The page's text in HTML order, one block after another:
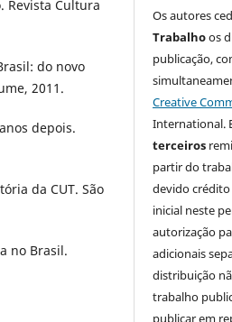
Revista Cultura
do novo
2011.
depois.
da CUT. São
no Brasil.
Os autores
Trabalhoos
publicação,
Creative
International.
terceiros
partir do
devido
inicial neste
autorização
adicionais
distribuição
trabalho
publicar em